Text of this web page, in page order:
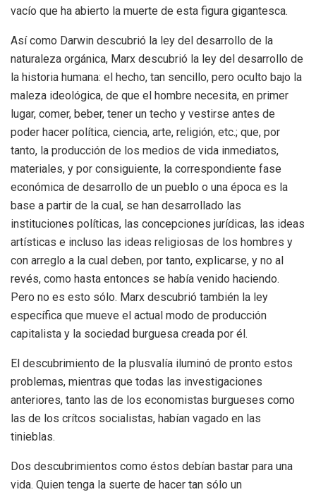
vacío que ha abierto la muerte de esta figura gigantesca.
Así como Darwin descubrió la ley del desarrollo de la
naturaleza orgánica, Marx descubrió la ley del desarrollo de
la historia humana: el hecho, tan sencillo, pero oculto bajo la
maleza ideológica, de que el hombre necesita, en primer
lugar, comer, beber, tener un techo y vestirse antes de
poder hacer política, ciencia, arte, religión, etc.; que, por
tanto, la producción de los medios de vida inmediatos,
materiales, y por consiguiente, la correspondiente fase
económica de desarrollo de un pueblo o una época es la
base a partir de la cual, se han desarrollado las
instituciones políticas, las concepciones jurídicas, las ideas
artísticas e incluso las ideas religiosas de los hombres y
con arreglo a la cual deben, por tanto, explicarse, y no al
revés, como hasta entonces se había venido haciendo.
Pero no es esto sólo. Marx descubrió también la ley
específica que mueve el actual modo de producción
capitalista y la sociedad burguesa creada por él.
El descubrimiento de la plusvalía iluminó de pronto estos
problemas, mientras que todas las investigaciones
anteriores, tanto las de los economistas burgueses como
las de los crítcos socialistas, habían vagado en las
tinieblas.
Dos descubrimientos como éstos debían bastar para una
vida. Quien tenga la suerte de hacer tan sólo un